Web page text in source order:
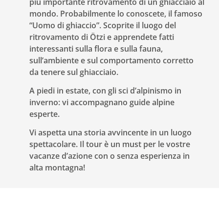
mondo. Probabilmente lo conoscete, il famoso
“Uomo di ghiaccio”. Scoprite il luogo del
ritrovamento di Ötzi e apprendete fatti
interessanti sulla flora e sulla fauna,
sull’ambiente e sul comportamento corretto
da tenere sul ghiacciaio.
A piedi in estate, con gli sci d’alpinismo in
inverno: vi accompagnano guide alpine
esperte.
Vi aspetta una storia avvincente in un luogo
spettacolare. Il tour è un must per le vostre
vacanze d’azione con o senza esperienza in
alta montagna!